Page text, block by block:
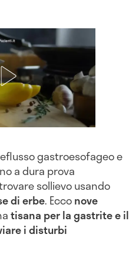
gastroesofageo e
a dura prova
sollievo usando
di erbe. Ecconove
tisana per la gastrite e il
i disturbi